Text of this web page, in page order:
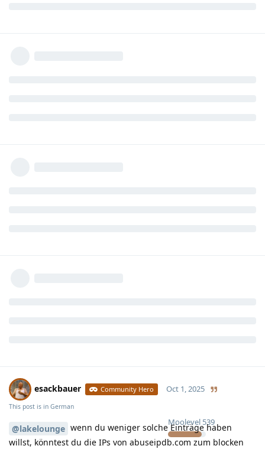
esackbauer Community Hero
Moolevel 539
Oct 1, 2025
This post is in German
@lakelounge wenn du weniger solche Einträge haben
willst, könntest du die IPs von abuseipdb.com zum blocken